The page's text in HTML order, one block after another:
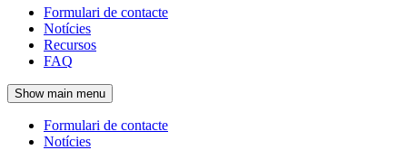
Navegació
principal
de
l'encapçalament
Formulari de contacte
Notícies
Recursos
FAQ
Show main menu
Formulari de contacte
Notícies